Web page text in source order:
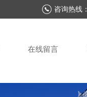
咨询热线：
在线留言